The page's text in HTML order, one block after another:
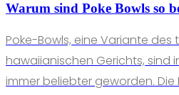
Warum sind Poke Bowls so
Poke-Bowls, eine Variante des
hawaiianischen Gerichts, sind
immer beliebter geworden. Die